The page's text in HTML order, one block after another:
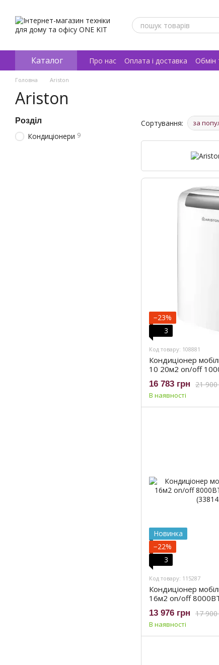
Каталог Про нас Оплата і доставка Обмін
Відгуки про магазин
Головна Ariston
Ariston
Сортування: за
−23%
3
Код товару: 108881
Кондиціонер
10 20м2 on/off
білий (3381428)
21 900
16 783 грн
В наявності
Новинка
−22%
3
Код товару: 115287
Кондиціонер
16м2 on/off
(3381430)
17 900
13 976 грн
В наявності
Розділ
Кондиціонери 9